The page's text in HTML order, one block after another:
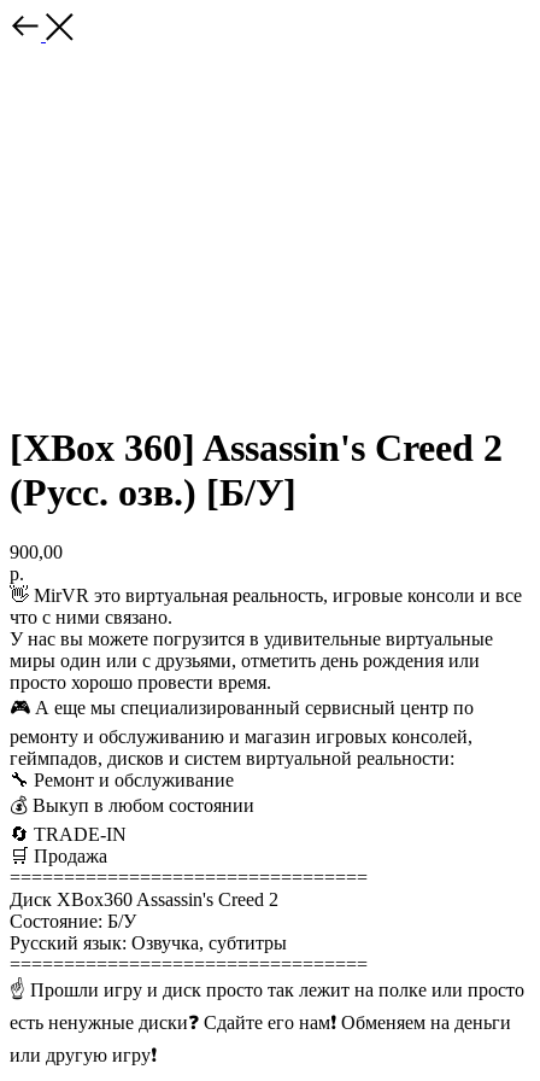
[XBox 360] Assassin's Creed 2
(Русс. озв.) [Б/У]
900,00
р.
👋 MirVR это виртуальная реальность, игровые консоли и все
что с ними связано.
У нас вы можете погрузится в удивительные виртуальные
миры один или с друзьями, отметить день рождения или
просто хорошо провести время.
🎮 А еще мы специализированный сервисный центр по
ремонту и обслуживанию и магазин игровых консолей,
геймпадов, дисков и систем виртуальной реальности:
🔧 Ремонт и обслуживание
💰 Выкуп в любом состоянии
🔄 TRADE-IN
🛒 Продажа
=================================
Диск XBox360 Assassin's Creed 2
Состояние: Б/У
Русский язык: Озвучка, субтитры
=================================
☝ Прошли игру и диск просто так лежит на полке или просто
есть ненужные диски❓ Сдайте его нам❗ Обменяем на деньги
или другую игру❗